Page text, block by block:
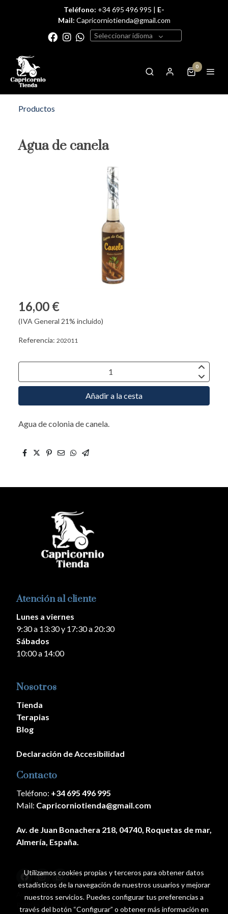
Teléfono: +34 695 496 995 | E-
Mail: Capricorniotienda@gmail.com
Seleccionar idioma
0
Productos
Agua de canela
16,00 €
(IVA General 21% incluido)
Referencia: 202011
Añadir a la cesta
Agua de colonia de canela.
Atención al cliente
Lunes a viernes
9:30 a 13:30 y 17:30 a 20:30
Sábados
10:00 a 14:00
Nosotros
Tienda
Terapias
Blog
Declaración de Accesibilidad
Contacto
Teléfono: +34 695 496 995
Mail: Capricorniotienda@gmail.com
Av. de Juan Bonachera 218, 04740, Roquetas de mar,
Almería, España.
Aviso legal
Política de cookies
Utilizamos cookies propias y terceros para obtener datos
estadísticos de la navegación de nuestros usuarios y mejorar
nuestros servicios. Puedes configurar tus preferencias a
través del botón “Configurar” o obtener más información en